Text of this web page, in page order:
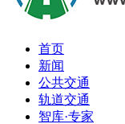
首页
新闻
公共交通
轨道交通
智库·专家